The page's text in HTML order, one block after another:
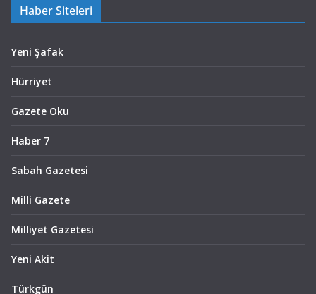
Haber Siteleri
Yeni Şafak
Hürriyet
Gazete Oku
Haber 7
Sabah Gazetesi
Milli Gazete
Milliyet Gazetesi
Yeni Akit
Türkgün